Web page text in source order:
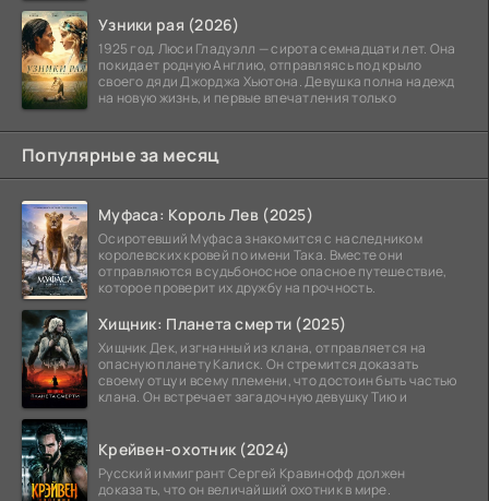
Узники рая (2026)
1925 год. Люси Гладуэлл — сирота семнадцати лет. Она
покидает родную Англию, отправляясь под крыло
своего дяди Джорджа Хьютона. Девушка полна надежд
на новую жизнь, и первые впечатления только
Популярные за месяц
Муфаса: Король Лев (2025)
Осиротевший Муфаса знакомится с наследником
королевских кровей по имени Така. Вместе они
отправляются в судьбоносное опасное путешествие,
которое проверит их дружбу на прочность.
Хищник: Планета смерти (2025)
Хищник Дек, изгнанный из клана, отправляется на
опасную планету Калиск. Он стремится доказать
своему отцу и всему племени, что достоин быть частью
клана. Он встречает загадочную девушку Тию и
Крейвен-охотник (2024)
Русский иммигрант Сергей Кравинофф должен
доказать, что он величайший охотник в мире.